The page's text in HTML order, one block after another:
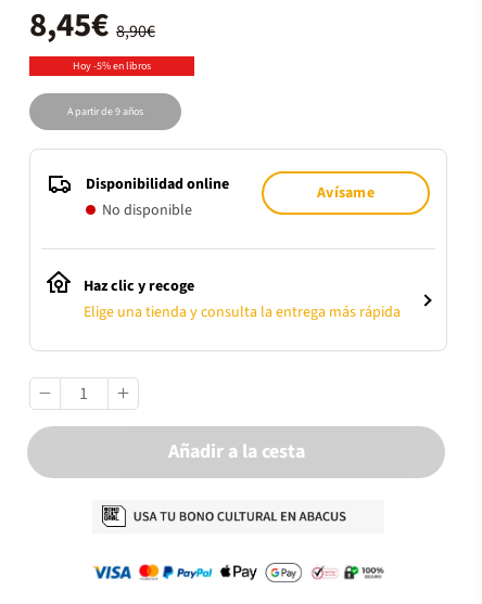
8,90€
8,45€
Hoy -5% en libros
A partir de 9 años
Disponibilidad online
No disponible
Avísame
Haz clic y recoge
Elige una tienda y consulta la entrega más rápida
Añadir a la cesta